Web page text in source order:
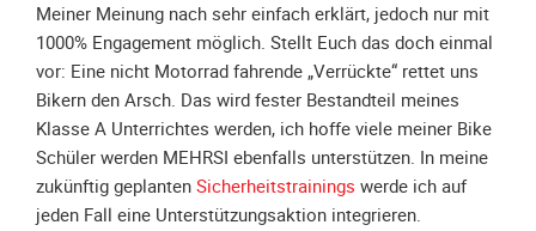
Unterfahrschutz
-
Technik
Unterfahrschutz
-
Kompatibilität
Unterfahrschutz
Meiner Meinung nach sehr einfach erklärt, jedoch nur mit
1000% Engagement möglich. Stellt Euch das doch einmal
vor: Eine nicht Motorrad fahrende „Verrückte“ rettet uns
Bikern den Arsch. Das wird fester Bestandteil meines
Klasse A Unterrichtes werden, ich hoffe viele meiner Bike
Schüler werden MEHRSI ebenfalls unterstützen. In meine
zukünftig geplanten Sicherheitstrainings werde ich auf
jeden Fall eine Unterstützungsaktion integrieren.